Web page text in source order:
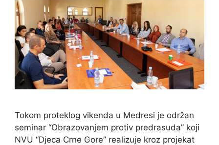
Tokom proteklog vikenda u Medresi je održan
seminar “Obrazovanjem protiv predrasuda” koji
NVU “Djeca Crne Gore” realizuje kroz projekat